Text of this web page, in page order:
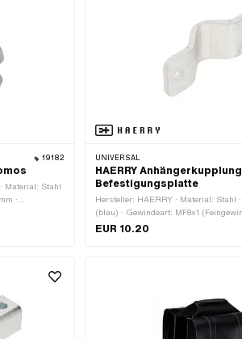
19182
Material: Stahl
·
UNIVERSAL
HAERRY Anhängerkupplung
Befestigungsplatte
Hersteller: HAERRY · Material: Stahl
(blau) · Gewindeart: MF8x1
EUR 10.20